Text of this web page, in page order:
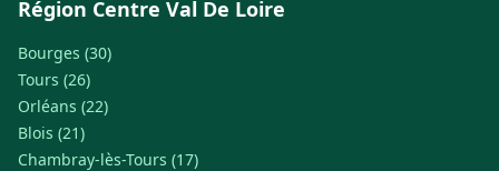
Région Centre Val De Loire
Bourges (30)
Tours (26)
Orléans (22)
Blois (21)
Chambray-lès-Tours (17)